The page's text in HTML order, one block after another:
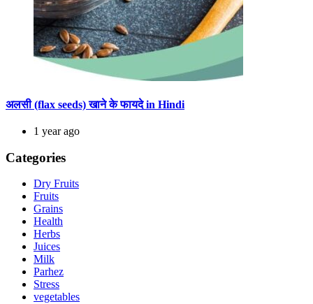
अलसी (flax seeds) खाने के फायदे in Hindi
1 year ago
Categories
Dry Fruits
Fruits
Grains
Health
Herbs
Juices
Milk
Parhez
Stress
vegetables